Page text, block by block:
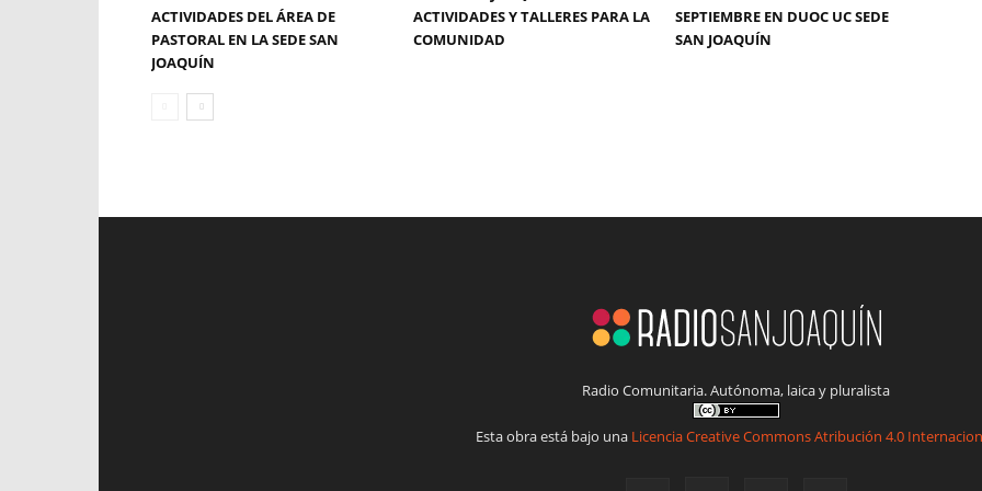
ACTIVIDADES DEL ÁREA DE
PASTORAL EN LA SEDE SAN
JOAQUÍN
ACTIVIDADES Y TALLERES PARA LA
COMUNIDAD
SEPTIEMBRE EN DUOC UC SEDE
SAN JOAQUÍN
Radio Comunitaria. Autónoma, laica y pluralista
Esta obra está bajo una Licencia Creative Commons Atribución 4.0